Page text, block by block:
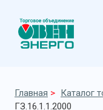
содержимому
Главная > Каталог
ГЗ.16.1.1.2000